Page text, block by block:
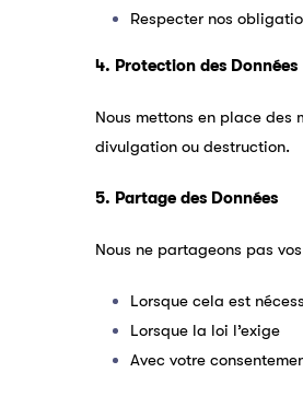
Respecter nos
4. Protection des Données
Nous mettons en place des
divulgation ou destruction.
5. Partage des Données
Nous ne partageons pas
Lorsque cela est
Lorsque la loi l’exige
Avec votre